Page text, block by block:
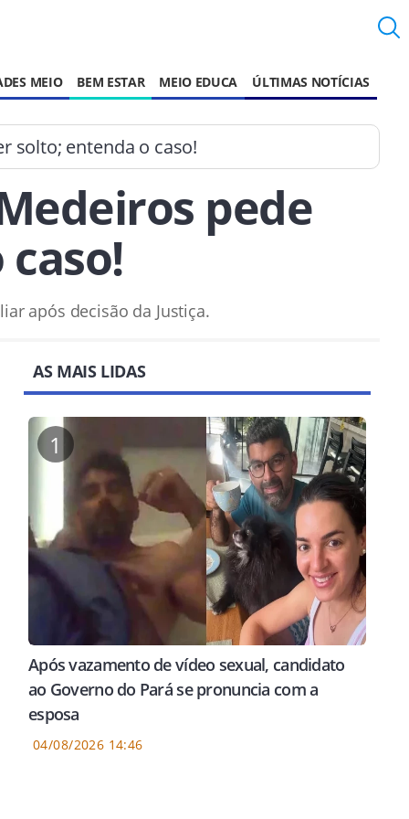
MEIO BEM ESTAR MEIO EDUCA ÚLTIMAS NOTÍCIAS
solto; entenda o caso!
pede
após decisão da Justiça.
AS MAIS LIDAS
1
Após vazamento de vídeo sexual, candidato
ao Governo do Pará se pronuncia com a
esposa
04/08/2026 14:46